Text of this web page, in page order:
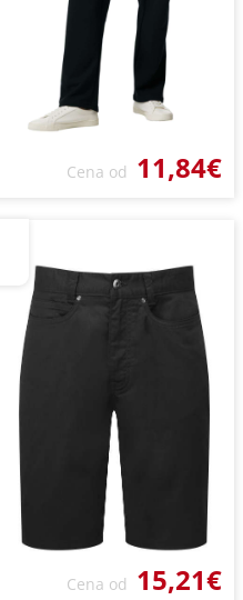
Cena od 11,84€
Cena od 15,21€